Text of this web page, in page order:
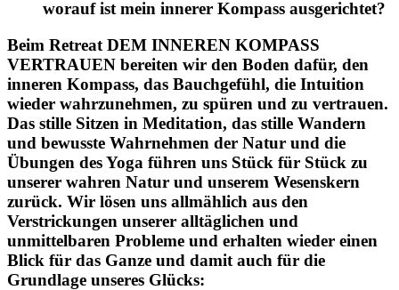
worauf ist mein innerer Kompass ausgerichtet?
Beim Retreat DEM INNEREN KOMPASS
VERTRAUEN bereiten wir den Boden dafür, den
inneren Kompass, das Bauchgefühl, die Intuition
wieder wahrzunehmen, zu spüren und zu vertrauen.
Das stille Sitzen in Meditation, das stille Wandern
und bewusste Wahrnehmen der Natur und die
Übungen des Yoga führen uns Stück für Stück zu
unserer wahren Natur und unserem Wesenskern
zurück. Wir lösen uns allmählich aus den
Verstrickungen unserer alltäglichen und
unmittelbaren Probleme und erhalten wieder einen
Blick für das Ganze und damit auch für die
Grundlage unseres Glücks: